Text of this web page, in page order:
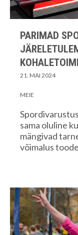
PARIMAD
21. MAI 2024
MEIE
sama oluline
mängivad
võimalus